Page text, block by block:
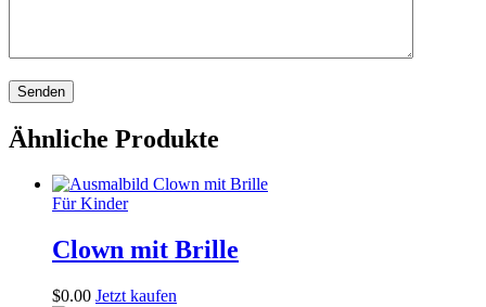
Ähnliche Produkte
Für Kinder
Clown mit Brille
$0.00 Jetzt kaufen